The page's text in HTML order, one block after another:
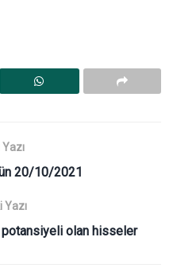
20/10/2021
Yazı
olan hisseler